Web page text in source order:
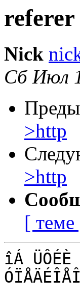
Nick
Сб Июл
>http
>http
[ теме
îÁ